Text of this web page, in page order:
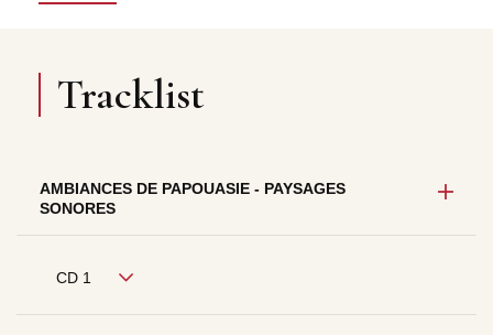
Tracklist
AMBIANCES DE PAPOUASIE - PAYSAGES
SONORES
CD 1